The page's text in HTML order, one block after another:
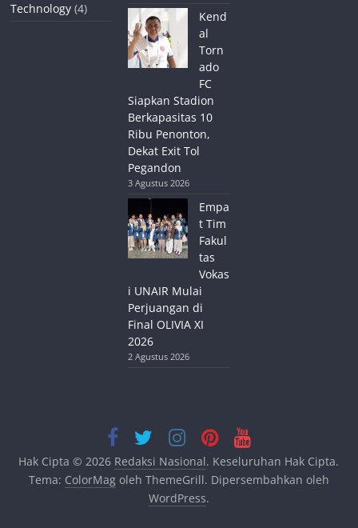
Technology (4)
Kend
al
Torn
ado
FC
Siapkan Stadion
Berkapasitas 10
Ribu Penonton,
Dekat Exit Tol
Pegandon
3 Agustus 2026
Empa
t Tim
Fakul
tas
Vokas
i UNAIR Mulai
Perjuangan di
Final OLIVIA XI
2026
2 Agustus 2026
Hak Cipta © 2026 Redaksi Nasional. Keseluruhan Hak Cipta.
Tema: ColorMagoleh ThemeGrill. Dipersembahkan oleh
WordPress.